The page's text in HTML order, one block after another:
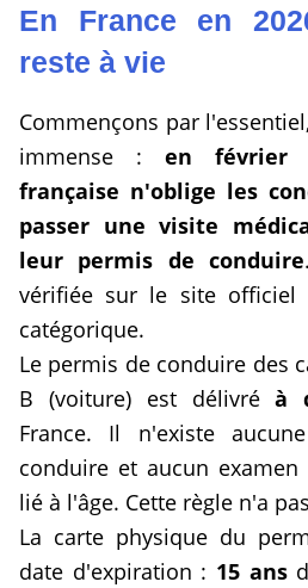
En France en
reste à vie
Commençons par
immense : en février
française n'oblige les
passer une visite
leur permis de conduire
vérifiée sur le site officiel
catégorique.
Le permis de conduire des
B (voiture) est délivréà
France. Il n'existe
conduire et aucun
lié à l'âge. Cette règle n'a
La carte physique du
date d'expiration : 15 ans